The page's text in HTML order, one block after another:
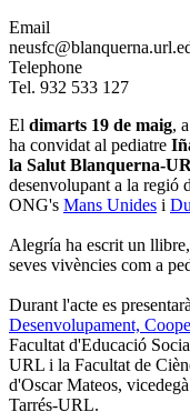
Email
Telephone
Tel. 932 533 127
El dimarts 19 de maig,
ha convidat al pediatre
la Salut Blanquerna-
desenvolupant a la regió
ONG's Mans Unides i
Alegría ha escrit un
seves vivències com a
Durant l'acte es
Desenvolupament,
Facultat d'Educació
URL i la Facultat de
d'Oscar Mateos,
Tarrés-URL.